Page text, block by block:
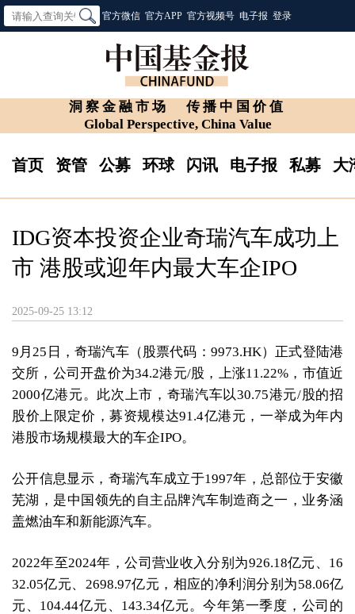
官方微信 官方APP 官方视频号 电子报 登录
洞察金融市场
传播中国价值
Global Perspective, China Value
首页 资管 公募 环球 闪讯 电子报 私募 大
IDG资本投资企业奇瑞汽车成功上
市 港股或迎年内最大车企IPO
2025-09-25 13:12
9月25日，奇瑞汽车（股票代码：9973.HK）正式登陆港
交所，公司开盘价为34.2港元/股，上涨11.22%，市值近
2000亿港元。此次上市，奇瑞汽车以30.75港元/股的招
股价上限定价，募资规模达91.4亿港元，一举成为年内
港股市场规模最大的车企IPO。
公开信息显示，奇瑞汽车成立于1997年，总部位于安徽
芜湖，是中国领先的自主品牌汽车制造商之一，业务涵
盖燃油车和新能源汽车。
2022年至2024年，公司营业收入分别为926.18亿元、16
32.05亿元、2698.97亿元，相应的净利润分别为58.06亿
元、104.44亿元、143.34亿元。今年第一季度，公司的